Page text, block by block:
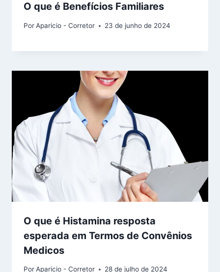
O que é Benefícios Familiares
PorAparicio - Corretor 23 de junho de 2024
O que é Histamina resposta
esperada em Termos de Convênios
Medicos
PorAparicio - Corretor 28 de julho de 2024